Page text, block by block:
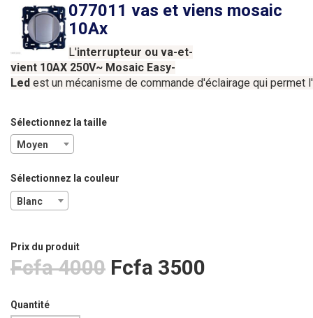
077011 vas et viens mosaic
10Ax
L'interrupteur ou va-et-
vient 10AX 250V~ Mosaic Easy-
Led est un mécanisme de commande d'éclairage qui permet
Sélectionnez la taille
Moyen
Sélectionnez la couleur
Blanc
Prix ​​du produit
Fcfa 4000 Fcfa 3500
Quantité